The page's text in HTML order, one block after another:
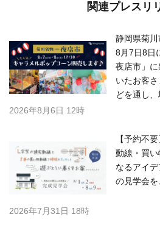
関連プレスリ
静岡県菊川
8月7日8日
夜店市」
いたお客
どを通し
2026年8月6日 12時
【予約不
動線・買い
なるアイ
の見学会
2026年7月31日 18時